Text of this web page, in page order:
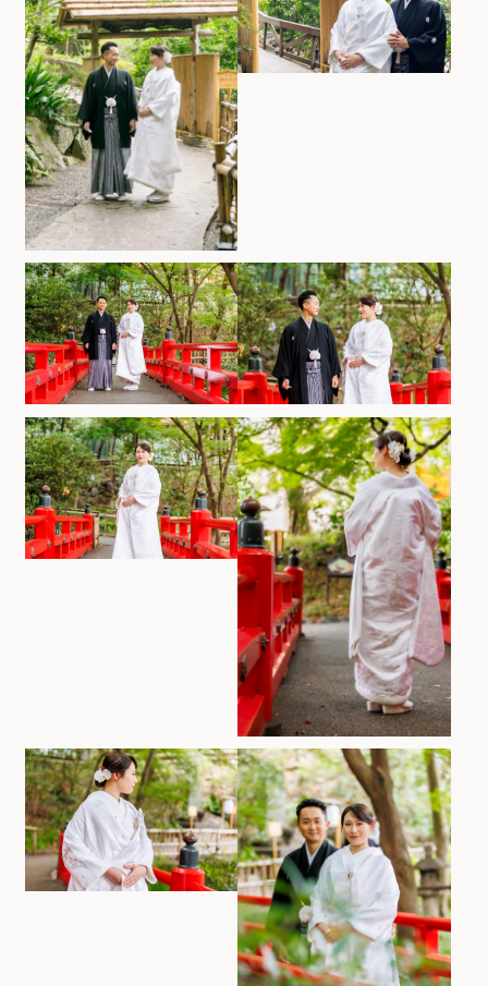
TEL.03-3943-0417
営業時間 11:00〜18:00（土日祝 10:00〜19:00）
定休日
火曜日（祝除く）
〒112-8680 東京都文京区関口2-10-8
ホテルサイト
運営会社情報 プライバシーポリシー